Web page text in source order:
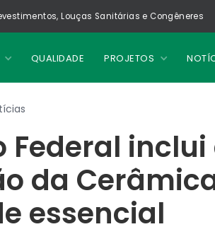
Louças Sanitárias e Congêneres
QUALIDADE PROJETOS
Federal
da
essencial